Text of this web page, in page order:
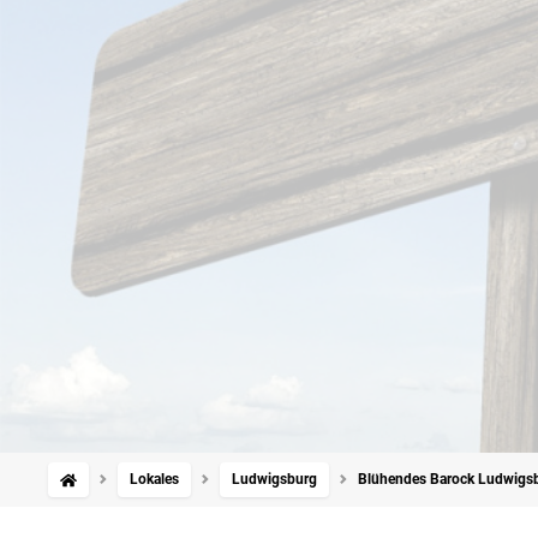
Lokales Ludwigsburg Blühendes Barock